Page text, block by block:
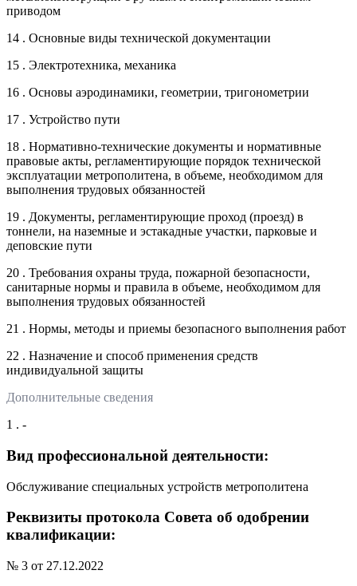
приводом
14 . Основные виды технической документации
15 . Электротехника, механика
16 . Основы аэродинамики, геометрии, тригонометрии
17 . Устройство пути
18 . Нормативно-технические документы и нормативные
правовые акты, регламентирующие порядок технической
эксплуатации метрополитена, в объеме, необходимом для
выполнения трудовых обязанностей
19 . Документы, регламентирующие проход (проезд) в
тоннели, на наземные и эстакадные участки, парковые и
деповские пути
20 . Требования охраны труда, пожарной безопасности,
санитарные нормы и правила в объеме, необходимом для
выполнения трудовых обязанностей
21 . Нормы, методы и приемы безопасного выполнения работ
22 . Назначение и способ применения средств
индивидуальной защиты
Дополнительные сведения
1 . -
Вид профессиональной деятельности:
Обслуживание специальных устройств метрополитена
Реквизиты протокола Совета об одобрении
квалификации:
№ 3 от 27.12.2022